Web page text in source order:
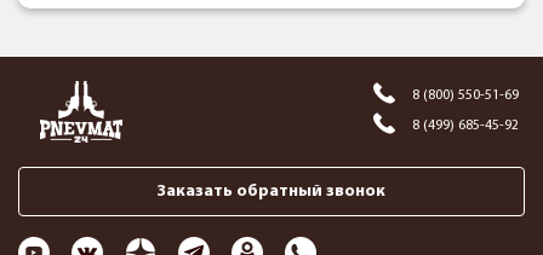
8 (800) 550-51-69
8 (499) 685-45-92
Заказать обратный звонок